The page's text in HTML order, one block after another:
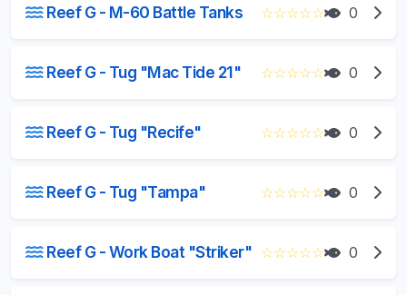
Reef G - M-60 Battle Tanks ☆☆☆☆☆ 0
Reef G - Tug "Mac Tide 21" ☆☆☆☆☆ 0
Reef G - Tug "Recife" ☆☆☆☆☆ 0
Reef G - Tug "Tampa" ☆☆☆☆☆ 0
Reef G - Work Boat "Striker" ☆☆☆☆☆ 0